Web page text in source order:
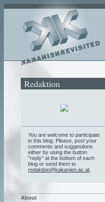
Redaktion
You are welcome to participate
in this blog. Please, post your
comments and suggestions
either by using the button
"reply" at the bottom of each
blog or send them to
redaktion@kakanien.ac.at
About